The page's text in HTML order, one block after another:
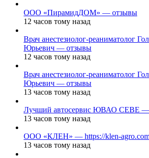
ООО «ПирамидДОМ» — отзывы
12 часов тому назад
Врач анестезиолог-реаниматолог
Юрьевич — отзывы
12 часов тому назад
Врач анестезиолог-реаниматолог
Юрьевич — отзывы
13 часов тому назад
Лучший автосервис ЮВАО CEBE
13 часов тому назад
ООО «КЛЕН» — https://klen-
13 часов тому назад